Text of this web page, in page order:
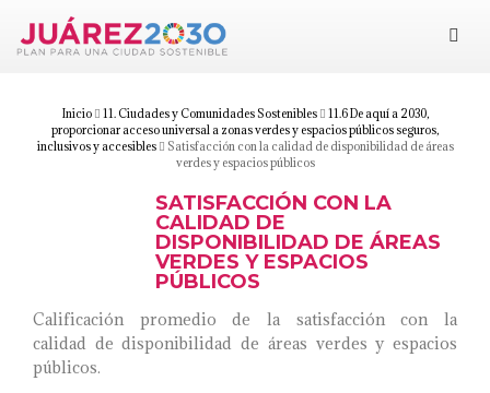
Objetivos
Suma tu esfuerzo
Documentos
Inicio 11. Ciudades y Comunidades Sostenibles
11.6 De aquí a 2030,
proporcionar acceso universal a zonas verdes y espacios públicos seguros,
inclusivos y accesibles
Satisfacción con la calidad de disponibilidad de áreas
verdes y espacios públicos
SATISFACCIÓN CON LA
CALIDAD DE
DISPONIBILIDAD DE ÁREAS
VERDES Y ESPACIOS
PÚBLICOS
Calificación promedio de la satisfacción con la
calidad de disponibilidad de áreas verdes y espacios
públicos.